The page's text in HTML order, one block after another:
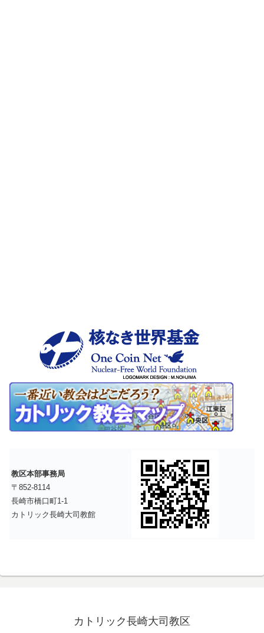
教区本部事務局
〒852-8114
長崎市橋口町1-1
カトリック長崎大司教館
カトリック長崎大司教区